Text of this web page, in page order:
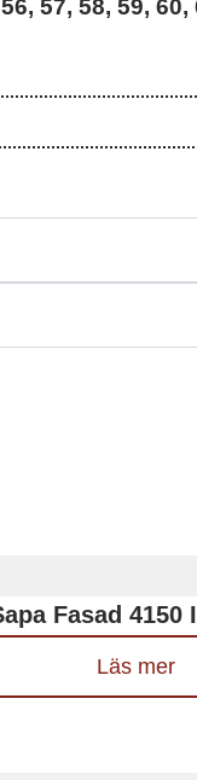
57, 58, 59, 60,
Fasad 4150
Läs mer